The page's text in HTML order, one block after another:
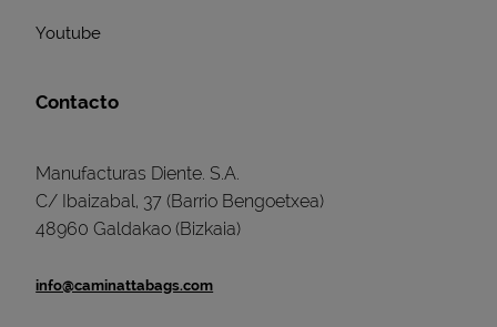
Youtube
Contacto
Manufacturas Diente. S.A.
C/ Ibaizabal, 37 (Barrio Bengoetxea)
48960 Galdakao (Bizkaia)
info@caminattabags.com